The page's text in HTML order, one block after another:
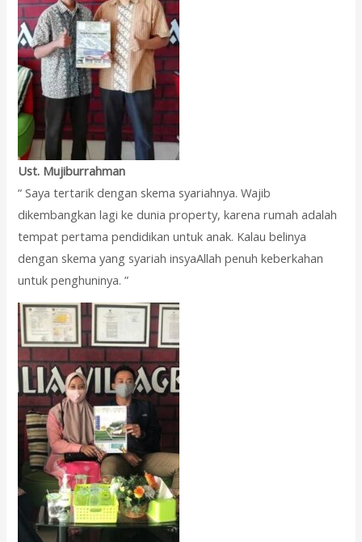
Ust. Mujiburrahman
“ Saya tertarik dengan skema syariahnya. Wajib
dikembangkan lagi ke dunia property, karena rumah adalah
tempat pertama pendidikan untuk anak. Kalau belinya
dengan skema yang syariah insyaAllah penuh keberkahan
untuk penghuninya. ”